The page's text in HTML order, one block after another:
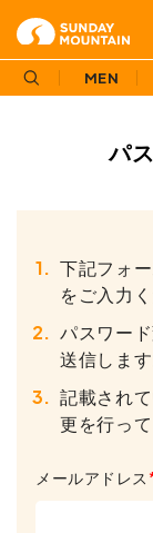
MEN
パ
下記フォ
をご入力く
パスワー
送信します
記載され
更を行って
メールアドレス